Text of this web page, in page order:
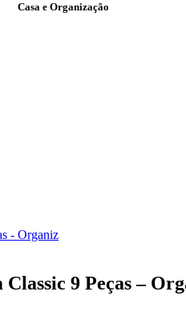
Casa e Organização
9 Peças –